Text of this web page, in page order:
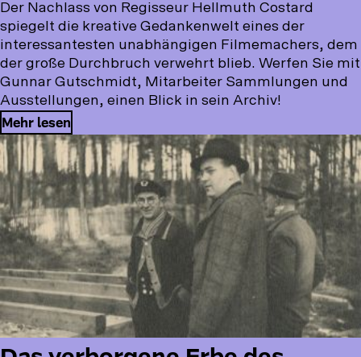
Der Nachlass von Regisseur Hellmuth Costard
spiegelt die kreative Gedankenwelt eines der
interessantesten unabhängigen Filmemachers, dem
der große Durchbruch verwehrt blieb. Werfen Sie mit
Gunnar Gutschmidt, Mitarbeiter Sammlungen und
Ausstellungen, einen Blick in sein Archiv!
Mehr lesen